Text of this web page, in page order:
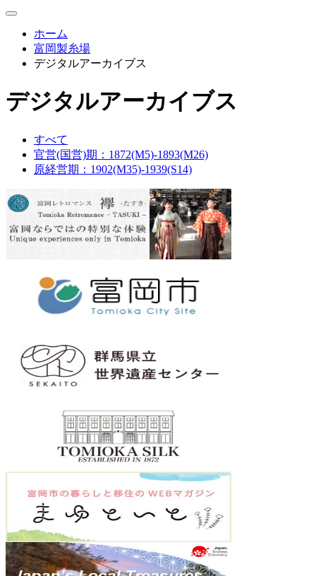
ホーム
富岡製糸場
デジタルアーカイブス
デジタルアーカイブス
すべて
官営(国営)期：1872(M5)-1893(M26)
原経営期：1902(M35)-1939(S14)